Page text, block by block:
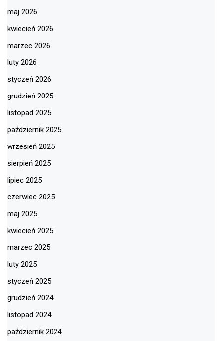
maj 2026
kwiecień 2026
marzec 2026
luty 2026
styczeń 2026
grudzień 2025
listopad 2025
październik 2025
wrzesień 2025
sierpień 2025
lipiec 2025
czerwiec 2025
maj 2025
kwiecień 2025
marzec 2025
luty 2025
styczeń 2025
grudzień 2024
listopad 2024
październik 2024